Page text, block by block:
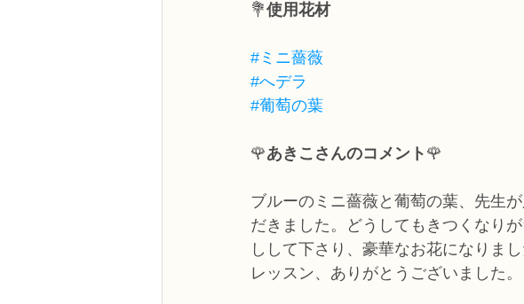
💐使用花材
#ミニ薔薇
#へデラ
#葡萄の葉
🌹あきこさんのコメント 🌹
ブルーのミニ薔薇と葡萄の葉、先生
だきました。どうしてもきつくなり
しして下さり、豪華なお花になりまし
レッスン、ありがとうございました。